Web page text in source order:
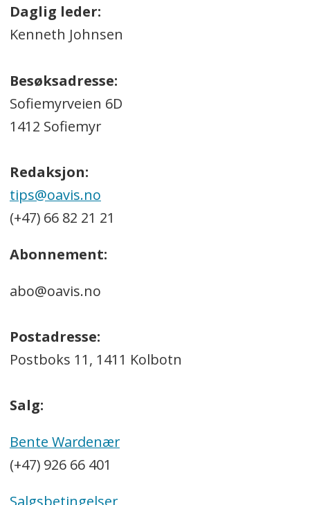
Daglig leder:
Kenneth Johnsen
Besøksadresse:
Sofiemyrveien 6D
1412 Sofiemyr
Redaksjon:
tips@oavis.no
(+47) 66 82 21 21
Abonnement:
abo@oavis.no
Postadresse:
Postboks 11, 1411 Kolbotn
Salg:
Bente Wardenær
(+47) 926 66 401